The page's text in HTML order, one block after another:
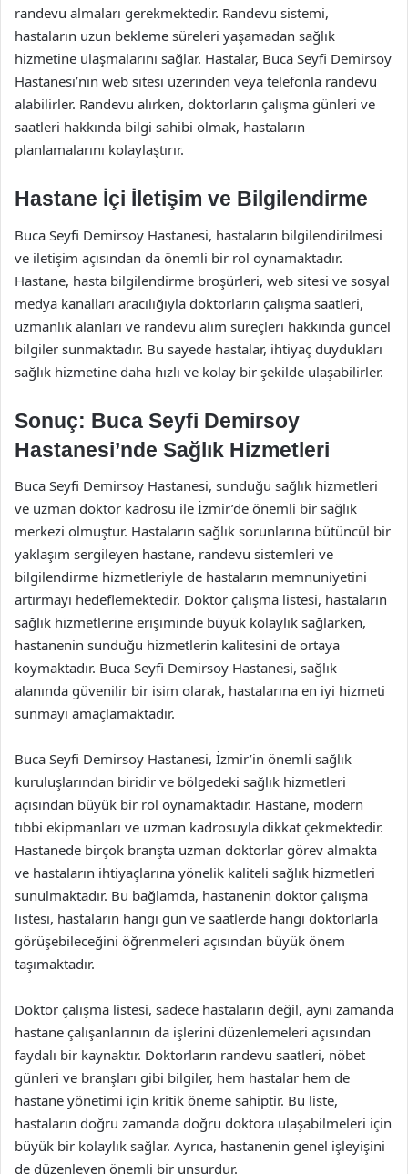
randevu almaları gerekmektedir. Randevu sistemi,
hastaların uzun bekleme süreleri yaşamadan sağlık
hizmetine ulaşmalarını sağlar. Hastalar, Buca Seyfi Demirsoy
Hastanesi’nin web sitesi üzerinden veya telefonla randevu
alabilirler. Randevu alırken, doktorların çalışma günleri ve
saatleri hakkında bilgi sahibi olmak, hastaların
planlamalarını kolaylaştırır.
Hastane İçi İletişim ve Bilgilendirme
Buca Seyfi Demirsoy Hastanesi, hastaların bilgilendirilmesi
ve iletişim açısından da önemli bir rol oynamaktadır.
Hastane, hasta bilgilendirme broşürleri, web sitesi ve sosyal
medya kanalları aracılığıyla doktorların çalışma saatleri,
uzmanlık alanları ve randevu alım süreçleri hakkında güncel
bilgiler sunmaktadır. Bu sayede hastalar, ihtiyaç duydukları
sağlık hizmetine daha hızlı ve kolay bir şekilde ulaşabilirler.
Sonuç: Buca Seyfi Demirsoy
Hastanesi’nde Sağlık Hizmetleri
Buca Seyfi Demirsoy Hastanesi, sunduğu sağlık hizmetleri
ve uzman doktor kadrosu ile İzmir’de önemli bir sağlık
merkezi olmuştur. Hastaların sağlık sorunlarına bütüncül bir
yaklaşım sergileyen hastane, randevu sistemleri ve
bilgilendirme hizmetleriyle de hastaların memnuniyetini
artırmayı hedeflemektedir. Doktor çalışma listesi, hastaların
sağlık hizmetlerine erişiminde büyük kolaylık sağlarken,
hastanenin sunduğu hizmetlerin kalitesini de ortaya
koymaktadır. Buca Seyfi Demirsoy Hastanesi, sağlık
alanında güvenilir bir isim olarak, hastalarına en iyi hizmeti
sunmayı amaçlamaktadır.
Buca Seyfi Demirsoy Hastanesi, İzmir’in önemli sağlık
kuruluşlarından biridir ve bölgedeki sağlık hizmetleri
açısından büyük bir rol oynamaktadır. Hastane, modern
tıbbi ekipmanları ve uzman kadrosuyla dikkat çekmektedir.
Hastanede birçok branşta uzman doktorlar görev almakta
ve hastaların ihtiyaçlarına yönelik kaliteli sağlık hizmetleri
sunulmaktadır. Bu bağlamda, hastanenin doktor çalışma
listesi, hastaların hangi gün ve saatlerde hangi doktorlarla
görüşebileceğini öğrenmeleri açısından büyük önem
taşımaktadır.
Doktor çalışma listesi, sadece hastaların değil, aynı zamanda
hastane çalışanlarının da işlerini düzenlemeleri açısından
faydalı bir kaynaktır. Doktorların randevu saatleri, nöbet
günleri ve branşları gibi bilgiler, hem hastalar hem de
hastane yönetimi için kritik öneme sahiptir. Bu liste,
hastaların doğru zamanda doğru doktora ulaşabilmeleri için
büyük bir kolaylık sağlar. Ayrıca, hastanenin genel işleyişini
de düzenleyen önemli bir unsurdur.